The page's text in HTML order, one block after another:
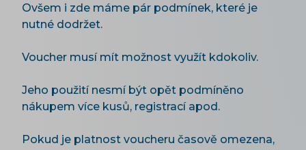
Ovšem i zde máme pár podmínek, které je
nutné dodržet.
Voucher musí mít možnost využít kdokoliv.
Jeho použití nesmí být opět podmíněno
nákupem více kusů, registrací apod.
Pokud je platnost voucheru časově omezena,